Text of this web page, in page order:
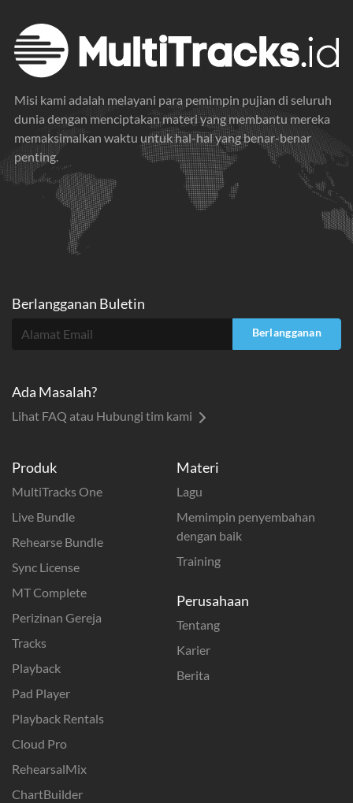
Misi kami adalah melayani para pemimpin pujian di seluruh
dunia dengan menciptakan materi yang membantu mereka
memaksimalkan waktu untuk hal-hal yang benar-benar
penting.
Produk
MultiTracks One
Live Bundle
Rehearse Bundle
Sync License
MT Complete
Perizinan Gereja
Tracks
Playback
Pad Player
Playback Rentals
Cloud Pro
RehearsalMix
ChartBuilder
Materi
Lagu
Memimpin penyembahan
dengan baik
Training
Perusahaan
Tentang
Karier
Berita
Berlangganan Buletin
Berlangganan
Ada Masalah?
Lihat FAQ atau Hubungi tim kami